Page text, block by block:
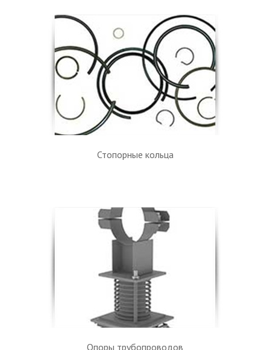
Стопорные кольца
Опоры трубопроводов